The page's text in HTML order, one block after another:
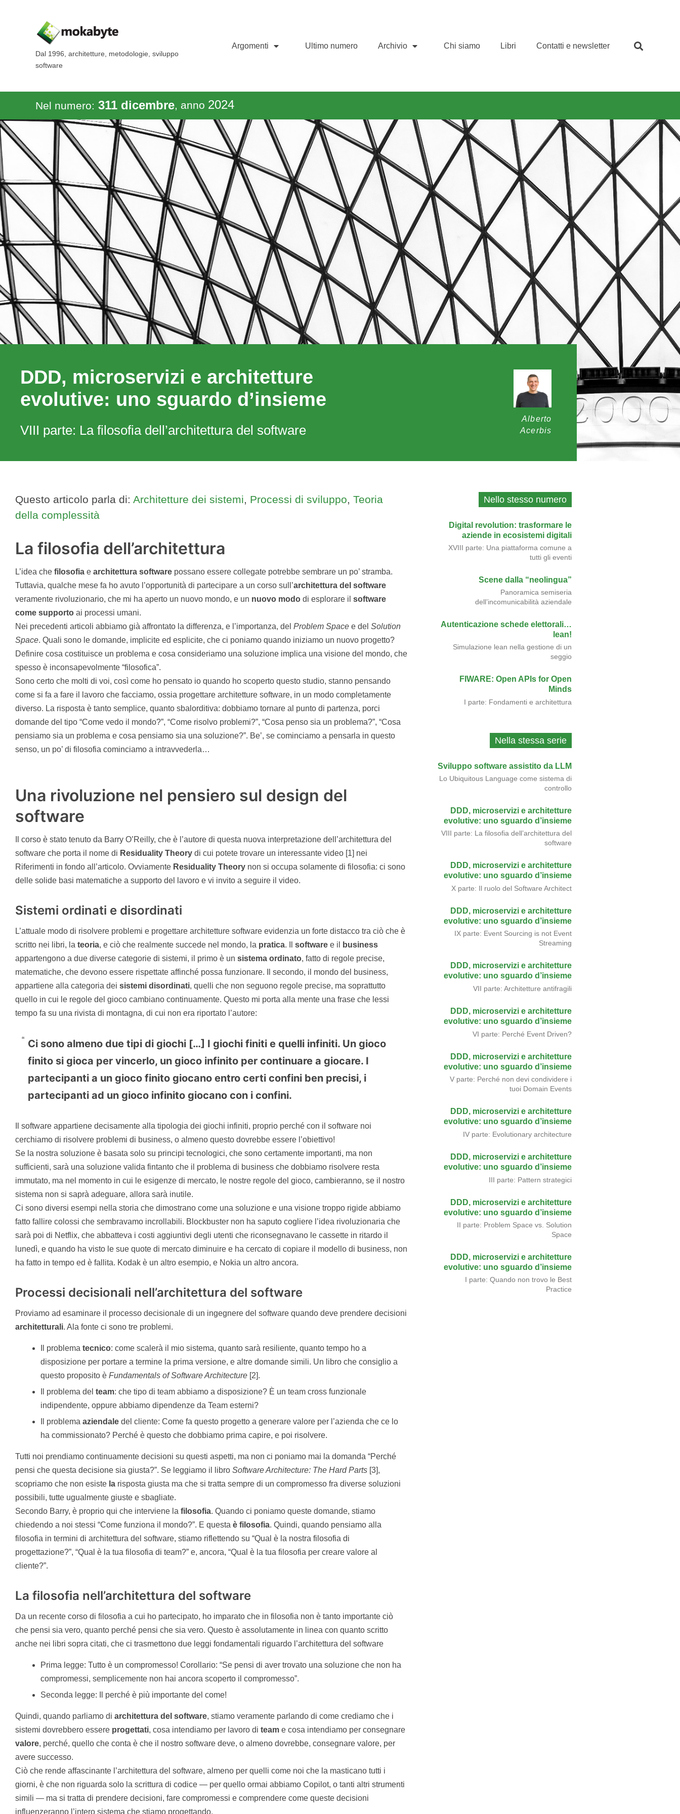
Dal 1996, architetture, metodologie, sviluppo
software
Argomenti Ultimo numero Archivio Chi siamo Libri Contatti e newsletter
Nel numero: 311 dicembre, anno 2024
DDD, microservizi e architetture
evolutive: uno sguardo d’insieme
VIII parte: La filosofia dell’architettura del software
Alberto
Acerbis
Questo articolo parla di: Architetture dei sistemi, Processi di sviluppo, Teoria
della complessità
La filosofia dell’architettura
L’idea che filosofia e architettura software possano essere collegate potrebbe sembrare un po’ stramba.
Tuttavia, qualche mese fa ho avuto l’opportunità di partecipare a un corso sull’architettura del software
veramente rivoluzionario, che mi ha aperto un nuovo mondo, e un nuovo modo di esplorare il software
come supporto ai processi umani.
Nei precedenti articoli abbiamo già affrontato la differenza, e l’importanza, del Problem Space e del Solution
Space. Quali sono le domande, implicite ed esplicite, che ci poniamo quando iniziamo un nuovo progetto?
Definire cosa costituisce un problema e cosa consideriamo una soluzione implica una visione del mondo, che
spesso è inconsapevolmente “filosofica”.
Sono certo che molti di voi, così come ho pensato io quando ho scoperto questo studio, stanno pensando
come si fa a fare il lavoro che facciamo, ossia progettare architetture software, in un modo completamente
diverso. La risposta è tanto semplice, quanto sbalorditiva: dobbiamo tornare al punto di partenza, porci
domande del tipo “Come vedo il mondo?”, “Come risolvo problemi?”, “Cosa penso sia un problema?”, “Cosa
pensiamo sia un problema e cosa pensiamo sia una soluzione?”. Be’, se cominciamo a pensarla in questo
senso, un po’ di filosofia cominciamo a intravvederla…
Una rivoluzione nel pensiero sul design del
software
Il corso è stato tenuto da Barry O’Reilly, che è l’autore di questa nuova interpretazione dell’architettura del
software che porta il nome di Residuality Theory di cui potete trovare un interessante video [1] nei
Riferimenti in fondo all’articolo. Ovviamente Residuality Theory non si occupa solamente di filosofia: ci sono
delle solide basi matematiche a supporto del lavoro e vi invito a seguire il video.
Sistemi ordinati e disordinati
L’attuale modo di risolvere problemi e progettare architetture software evidenzia un forte distacco tra ciò che è
scritto nei libri, la teoria, e ciò che realmente succede nel mondo, la pratica. Il software e il
business
appartengono a due diverse categorie di sistemi, il primo è un sistema ordinato, fatto di regole precise,
matematiche, che devono essere rispettate affinché possa funzionare. Il secondo, il mondo del business,
appartiene alla categoria dei sistemi disordinati, quelli che non seguono regole precise, ma soprattutto
quello in cui le regole del gioco cambiano continuamente. Questo mi porta alla mente una frase che lessi
tempo fa su una rivista di montagna, di cui non era riportato l’autore:
Ci sono almeno due tipi di giochi […] I giochi finiti e quelli infiniti. Un gioco
finito si gioca per vincerlo, un gioco infinito per continuare a giocare. I
partecipanti a un gioco finito giocano entro certi confini ben precisi, i
partecipanti ad un gioco infinito giocano con i confini.
Il software appartiene decisamente alla tipologia dei giochi infiniti, proprio perché con il software noi
cerchiamo di risolvere problemi di business, o almeno questo dovrebbe essere l’obiettivo!
Se la nostra soluzione è basata solo su principi tecnologici, che sono certamente importanti, ma non
sufficienti, sarà una soluzione valida fintanto che il problema di business che dobbiamo risolvere resta
immutato, ma nel momento in cui le esigenze di mercato, le nostre regole del gioco, cambieranno, se il nostro
sistema non si saprà adeguare, allora sarà inutile.
Ci sono diversi esempi nella storia che dimostrano come una soluzione e una visione troppo rigide abbiamo
fatto fallire colossi che sembravamo incrollabili. Blockbuster non ha saputo cogliere l’idea rivoluzionaria che
sarà poi di Netflix, che abbatteva i costi aggiuntivi degli utenti che riconsegnavano le cassette in ritardo il
lunedì, e quando ha visto le sue quote di mercato diminuire e ha cercato di copiare il modello di business, non
ha fatto in tempo ed è fallita. Kodak è un altro esempio, e Nokia un altro ancora.
Processi decisionali nell’architettura del software
Proviamo ad esaminare il processo decisionale di un ingegnere del software quando deve prendere decisioni
architetturali. Ala fonte ci sono tre problemi.
Il problema tecnico: come scalerà il mio sistema, quanto sarà resiliente, quanto tempo ho a
disposizione per portare a termine la prima versione, e altre domande simili. Un libro che consiglio a
questo proposito è Fundamentals of Software Architecture [2].
Il problema del team: che tipo di team abbiamo a disposizione? È un team cross funzionale
indipendente, oppure abbiamo dipendenze da Team esterni?
Il problema aziendale del cliente: Come fa questo progetto a generare valore per l’azienda che ce lo
ha commissionato? Perché è questo che dobbiamo prima capire, e poi risolvere.
Tutti noi prendiamo continuamente decisioni su questi aspetti, ma non ci poniamo mai la domanda “Perché
pensi che questa decisione sia giusta?”. Se leggiamo il libro Software Architecture: The Hard Parts [3],
scopriamo che non esiste la risposta giusta ma che si tratta sempre di un compromesso fra diverse soluzioni
possibili, tutte ugualmente giuste e sbagliate.
Secondo Barry, è proprio qui che interviene la filosofia. Quando ci poniamo queste domande, stiamo
chiedendo a noi stessi “Come funziona il mondo?”. E questa è filosofia. Quindi, quando pensiamo alla
filosofia in termini di architettura del software, stiamo riflettendo su “Qual è la nostra filosofia di
progettazione?”, “Qual è la tua filosofia di team?” e, ancora, “Qual è la tua filosofia per creare valore al
cliente?”.
La filosofia nell’architettura del software
Da un recente corso di filosofia a cui ho partecipato, ho imparato che in filosofia non è tanto importante ciò
che pensi sia vero, quanto perché pensi che sia vero. Questo è assolutamente in linea con quanto scritto
anche nei libri sopra citati, che ci trasmettono due leggi fondamentali riguardo l’architettura del software
Prima legge: Tutto è un compromesso! Corollario: “Se pensi di aver trovato una soluzione che non ha
compromessi, semplicemente non hai ancora scoperto il compromesso”.
Seconda legge: Il perché è più importante del come!
Quindi, quando parliamo di architettura del software, stiamo veramente parlando di come crediamo che i
sistemi dovrebbero essere progettati, cosa intendiamo per lavoro di team e cosa intendiamo per consegnare
valore, perché, quello che conta è che il nostro software deve, o almeno dovrebbe, consegnare valore, per
avere successo.
Ciò che rende affascinante l’architettura del software, almeno per quelli come noi che la masticano tutti i
giorni, è che non riguarda solo la scrittura di codice — per quello ormai abbiamo Copilot, o tanti altri strumenti
simili — ma si tratta di prendere decisioni, fare compromessi e comprendere come queste decisioni
influenzeranno l’intero sistema che stiamo progettando.
Nello stesso numero
Digital revolution: trasformare le
aziende in ecosistemi digitali
XVIII parte: Una piattaforma comune a
tutti gli eventi
Scene dalla “neolingua”
Panoramica semiseria
dell’incomunicabilità aziendale
Autenticazione schede elettorali…
lean!
Simulazione lean nella gestione di un
seggio
FIWARE: Open APIs for Open
Minds
I parte: Fondamenti e architettura
Nella stessa serie
Sviluppo software assistito da LLM
Lo Ubiquitous Language come sistema di
controllo
DDD, microservizi e architetture
evolutive: uno sguardo d’insieme
VIII parte: La filosofia dell’architettura del
software
DDD, microservizi e architetture
evolutive: uno sguardo d’insieme
X parte: Il ruolo del Software Architect
DDD, microservizi e architetture
evolutive: uno sguardo d’insieme
IX parte: Event Sourcing is not Event
Streaming
DDD, microservizi e architetture
evolutive: uno sguardo d’insieme
VII parte: Architetture antifragili
DDD, microservizi e architetture
evolutive: uno sguardo d’insieme
VI parte: Perché Event Driven?
DDD, microservizi e architetture
evolutive: uno sguardo d’insieme
V parte: Perché non devi condividere i
tuoi Domain Events
DDD, microservizi e architetture
evolutive: uno sguardo d’insieme
IV parte: Evolutionary architecture
DDD, microservizi e architetture
evolutive: uno sguardo d’insieme
III parte: Pattern strategici
DDD, microservizi e architetture
evolutive: uno sguardo d’insieme
II parte: Problem Space vs. Solution
Space
DDD, microservizi e architetture
evolutive: uno sguardo d’insieme
I parte: Quando non trovo le Best
Practice